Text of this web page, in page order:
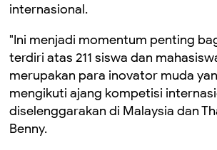
internasional.
"Ini menjadi momentum penting
terdiri atas 211 siswa dan
merupakan para inovator muda
mengikuti ajang kompetisi
diselenggarakan di Malaysia dan
Benny.